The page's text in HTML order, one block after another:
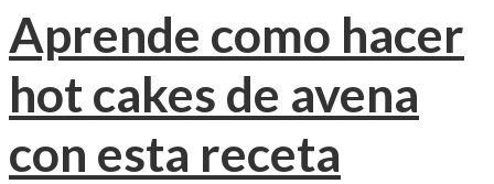
Aprende como hacer
hot cakes de avena
con esta receta